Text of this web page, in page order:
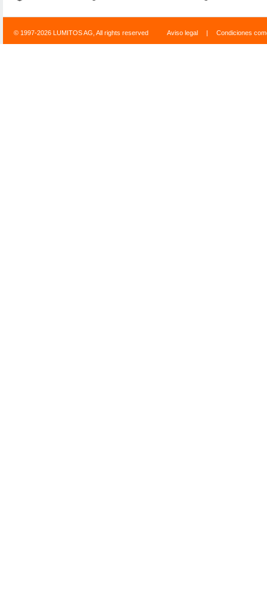
© 1997-2026 LUMITOS AG, All rights reserved Aviso legal | Condiciones